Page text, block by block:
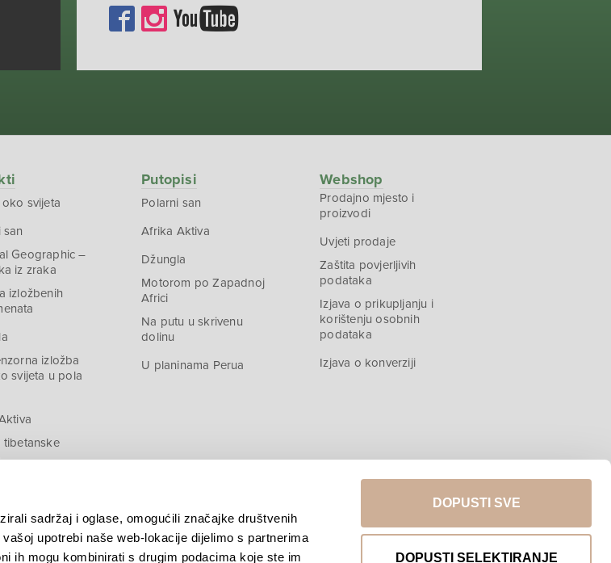
sadržaj i oglase, omogućili značajke društvenih
upotrebi naše web-lokacije dijelimo s partnerima
ih mogu kombinirati s drugim podacima koje ste im
DOPUSTI SVE
DOPUSTI SELEKTIRANJE
svijeta
san
Geographic –
iz zraka
izložbenih
izložba
svijeta u pola
tibetanske
Putopisi
Polarni san
Afrika Aktiva
Džungla
Motorom po Zapadnoj
Africi
Na putu u skrivenu
dolinu
U planinama Perua
Webshop
Prodajno mjesto i
proizvodi
Uvjeti prodaje
Zaštita povjerljivih
podataka
Izjava o prikupljanju i
korištenju osobnih
podataka
Izjava o konverziji
Povratak na vrh